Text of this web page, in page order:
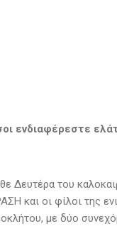
ενδιαφέρεστε
Δευτέρα του
και οι φίλοι της
με δύο